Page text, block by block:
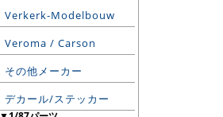
Verkerk-Modelbouw
Veroma / Carson
その他メーカー
デカール/ステッカー